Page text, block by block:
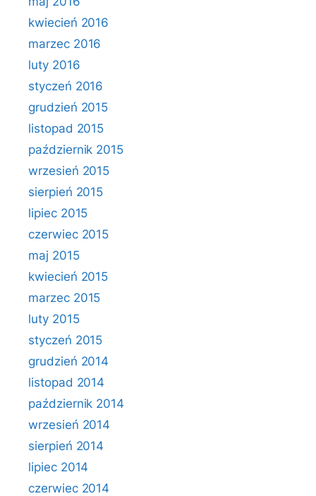
kwiecień 2016
marzec 2016
luty 2016
styczeń 2016
grudzień 2015
listopad 2015
październik 2015
wrzesień 2015
sierpień 2015
lipiec 2015
czerwiec 2015
maj 2015
kwiecień 2015
marzec 2015
luty 2015
styczeń 2015
grudzień 2014
listopad 2014
październik 2014
wrzesień 2014
sierpień 2014
lipiec 2014
czerwiec 2014